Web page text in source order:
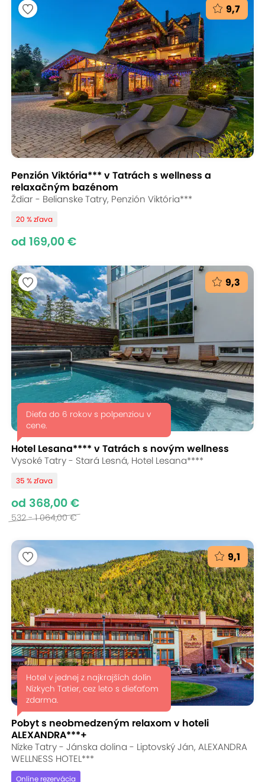
9,7
Penzión Viktória*** v Tatrách s wellness a
relaxačným bazénom
Ždiar - Belianske Tatry, Penzión Viktória***
20 % zľava
od 169,00 €
9,3
Dieťa do 6 rokov s polpenziou v
cene.
Hotel Lesana**** v Tatrách s novým wellness
Vysoké Tatry - Stará Lesná, Hotel Lesana****
35 % zľava
od 368,00 €
532 - 1 064,00 €
9,1
Hotel v jednej z najkrajších dolín
Nízkych Tatier, cez leto s dieťaťom
zdarma.
Pobyt s neobmedzeným relaxom v hoteli
ALEXANDRA***+
Nízke Tatry - Jánska dolina - Liptovský Ján, ALEXANDRA
WELLNESS HOTEL***
Online rezervácia